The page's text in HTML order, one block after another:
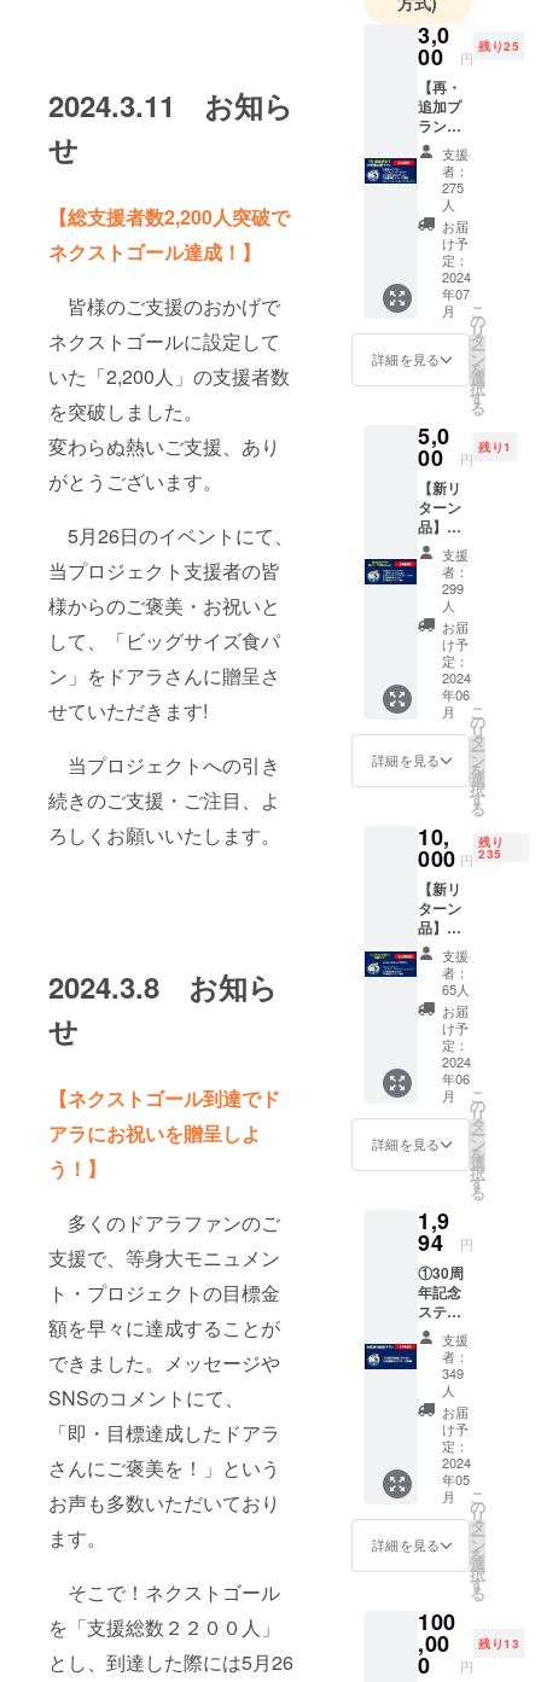
2024.3.11 お知ら
せ
【総支援者数2,200人突破で
ネクストゴール達成！】
皆様のご支援のおかげで
ネクストゴールに設定して
いた「2,200人」の支援者数
を突破しました。
変わらぬ熱いご支援、あり
がとうございます。
5月26日のイベントにて、
当プロジェクト支援者の皆
様からのご褒美・お祝いと
して、「ビッグサイズ食パ
ン」をドアラさんに贈呈さ
せていただきます!
当プロジェクトへの引き
続きのご支援・ご注目、よ
ろしくお願いいたします。
2024.3.8 お知ら
せ
【ネクストゴール到達でド
アラにお祝いを贈呈しよ
う！】
多くのドアラファンのご
支援で、等身大モニュメン
ト・プロジェクトの目標金
額を早々に達成することが
できました。メッセージや
SNSのコメントにて、
「即・目標達成したドアラ
さんにご褒美を！」という
お声も多数いただいており
ます。
そこで！ネクストゴール
を「支援総数２２００人」
とし、到達した際には5月26
3,0
00 円
残り25
【再・
追加プ
ラン】
①等身
大ドア
ラのミ
ニチュ
ア・
キーホ
ダー、
②30周
年記念
ステッ
カー、
セージ
画像 ※
追加プ
ランの
方への
お届け
は7月以
降とな
りま
す。
支援
者：
275
人
お届
け予
定：
2024
年07
月
詳細を見る
こ
の
リ
タ
ー
ン
を
選
択
す
る
5,0
00 円
残り1
【新リ
ターン
品】①
等身大
ドアラ
1/10サ
イズ
ジオラ
マ・ア
クリル
スタン
ド、
②「食
パンデ
ザイ
ルダー
（約
5cm×5
cm、変
形サイ
ズ・食
パン形
状）、
③30周
年記念
ステッ
カー、
④支援
御礼
メッ
セージ
画像
支援
者：
299
人
お届
け予
定：
2024
年06
月
詳細を見る
こ
の
リ
タ
ー
ン
を
選
択
す
る
10,
000 円
残り
235
【新リ
ターン
品】①
オリジ
ナルＴ
シャツ
（白・
6.2oz
フリー
サイ
ズ・ユ
ニセッ
ク
ス）、
②30周
年記念
カー、
③支援
御礼
メッ
セージ
画像
支援
者：
65人
お届
け予
定：
2024
年06
月
詳細を見る
こ
の
リ
タ
ー
ン
を
選
択
す
る
1,9
94 円
①30周
年記念
ステッ
カー、
②支援
御礼
メッ
セージ
画像
支援
者：
349
人
お届
け予
定：
2024
年05
月
詳細を見る
こ
の
リ
タ
ー
ン
を
選
択
す
る
100
,00
0 円
残り13